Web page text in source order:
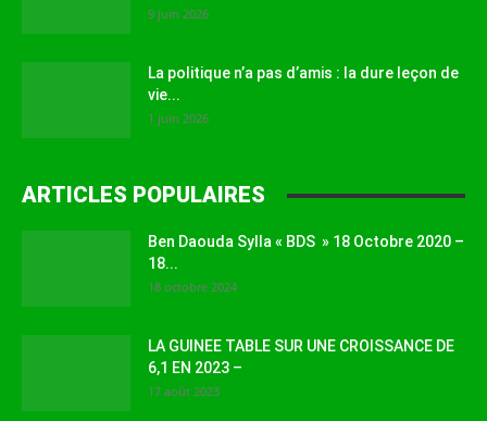
9 juin 2026
La politique n’a pas d’amis : la dure leçon de
vie...
1 juin 2026
ARTICLES POPULAIRES
Ben Daouda Sylla « BDS » 18 Octobre 2020 –
18...
18 octobre 2024
LA GUINEE TABLE SUR UNE CROISSANCE DE
6,1 EN 2023 –
17 août 2023